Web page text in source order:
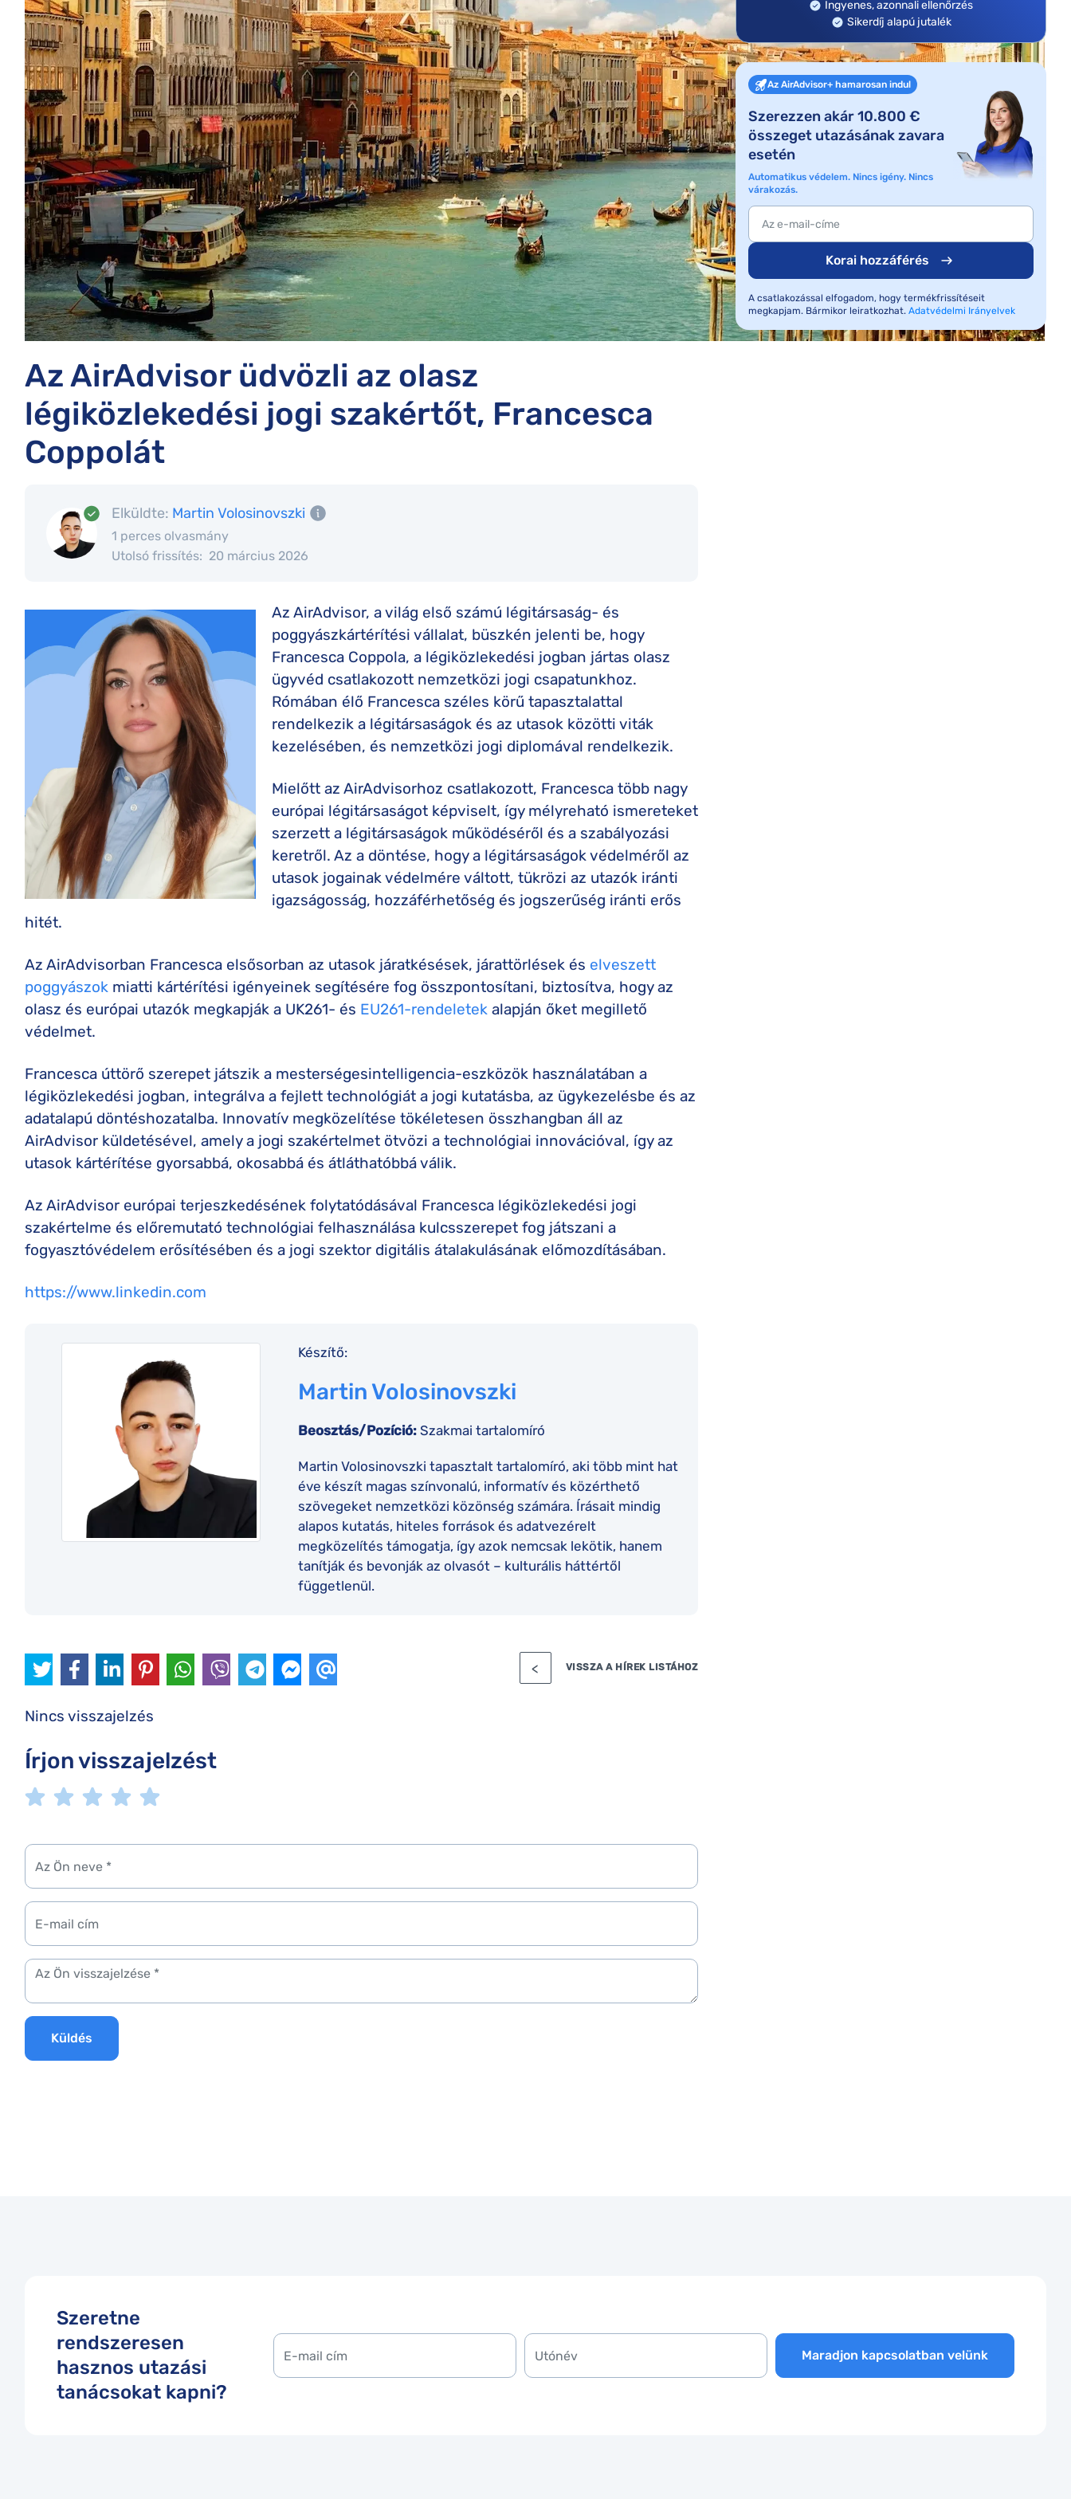
SunExpress kártérítés
Smartwings kártérítés
Az AirAdvisor üdvözli az olasz
légiközlekedési jogi szakértőt, Francesca
Coppolát
Elküldte: Martin Volosinovszki
1 perces olvasmány
Utolsó frissítés: 20 március 2026
Az AirAdvisor, a világ első számú légitársaság- és
poggyászkártérítési vállalat, büszkén jelenti be, hogy
Francesca Coppola, a légiközlekedési jogban jártas olasz
ügyvéd csatlakozott nemzetközi jogi csapatunkhoz.
Rómában élő Francesca széles körű tapasztalattal
rendelkezik a légitársaságok és az utasok közötti viták
kezelésében, és nemzetközi jogi diplomával rendelkezik.
Mielőtt az AirAdvisorhoz csatlakozott, Francesca több nagy
európai légitársaságot képviselt, így mélyreható ismereteket
szerzett a légitársaságok működéséről és a szabályozási
keretről. Az a döntése, hogy a légitársaságok védelméről az
utasok jogainak védelmére váltott, tükrözi az utazók iránti
igazságosság, hozzáférhetőség és jogszerűség iránti erős
hitét.
Az AirAdvisorban Francesca elsősorban az utasok járatkésések, járattörlések és elveszett
poggyászok miatti kártérítési igényeinek segítésére fog összpontosítani, biztosítva, hogy az
olasz és európai utazók megkapják a UK261- és EU261-rendeletek alapján őket megillető
védelmet.
Francesca úttörő szerepet játszik a mesterségesintelligencia-eszközök használatában a
légiközlekedési jogban, integrálva a fejlett technológiát a jogi kutatásba, az ügykezelésbe és az
adatalapú döntéshozatalba. Innovatív megközelítése tökéletesen összhangban áll az
AirAdvisor küldetésével, amely a jogi szakértelmet ötvözi a technológiai innovációval, így az
utasok kártérítése gyorsabbá, okosabbá és átláthatóbbá válik.
Az AirAdvisor európai terjeszkedésének folytatódásával Francesca légiközlekedési jogi
szakértelme és előremutató technológiai felhasználása kulcsszerepet fog játszani a
fogyasztóvédelem erősítésében és a jogi szektor digitális átalakulásának előmozdításában.
https://www.linkedin.com
Készítő:
Martin Volosinovszki
Beosztás/Pozíció:Szakmai tartalomíró
Martin Volosinovszki tapasztalt tartalomíró, aki több mint hat
éve készít magas színvonalú, informatív és közérthető
szövegeket nemzetközi közönség számára. Írásait mindig
alapos kutatás, hiteles források és adatvezérelt
megközelítés támogatja, így azok nemcsak lekötik, hanem
tanítják és bevonják az olvasót – kulturális háttértől
függetlenül.
VISSZA A HÍREK LISTÁHOZ
Nincs visszajelzés
Írjon visszajelzést
Küldés
Ingyenes, azonnali ellenőrzés
Sikerdíj alapú jutalék
Az AirAdvisor+ hamarosan indul
Szerezzen akár 10.800 €
összeget utazásának zavara
esetén
Automatikus védelem. Nincs igény. Nincs
várakozás.
Korai hozzáférés
A csatlakozással elfogadom, hogy termékfrissítéseit
megkapjam. Bármikor leiratkozhat. Adatvédelmi Irányelvek
Szeretne
rendszeresen
hasznos utazási
tanácsokat kapni?
Maradjon kapcsolatban velünk